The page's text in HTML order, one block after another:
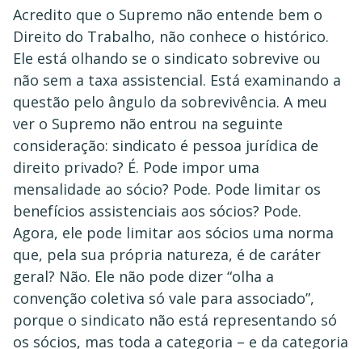
Acredito que o Supremo não entende bem o
Direito do Trabalho, não conhece o histórico.
Ele está olhando se o sindicato sobrevive ou
não sem a taxa assistencial. Está examinando a
questão pelo ângulo da sobrevivência. A meu
ver o Supremo não entrou na seguinte
consideração: sindicato é pessoa jurídica de
direito privado? É. Pode impor uma
mensalidade ao sócio? Pode. Pode limitar os
benefícios assistenciais aos sócios? Pode.
Agora, ele pode limitar aos sócios uma norma
que, pela sua própria natureza, é de caráter
geral? Não. Ele não pode dizer “olha a
convenção coletiva só vale para associado”,
porque o sindicato não está representando só
os sócios, mas toda a categoria – e da categoria